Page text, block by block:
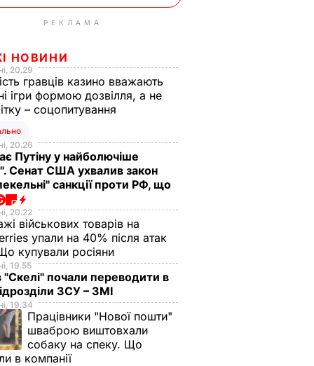
РЕКЛАМА
НОВИНИ
20.29
гравців казино вважають
ігри формою дозвілля, а не
– соцопитування
20.26
Путіну у найболючіше
Сенат США ухвалив закон
санкції проти РФ, що
20.22
військових товарів на
упали на 40% після атак
купували росіяни
19.55
"Скелі" почали переводити в
ЗСУ – ЗМІ
19.34
Працівники "Нової пошти"
шваброю виштовхали
собаку на спеку. Що
в компанії